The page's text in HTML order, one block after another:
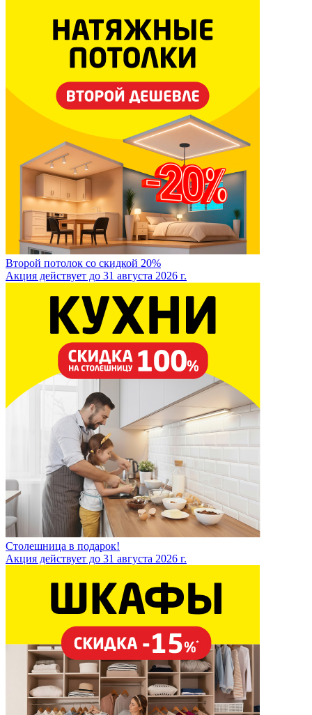
Второй потолок со скидкой 20%
Акция действует до 31 августа 2026 г.
Столешница в подарок!
Акция действует до 31 августа 2026 г.